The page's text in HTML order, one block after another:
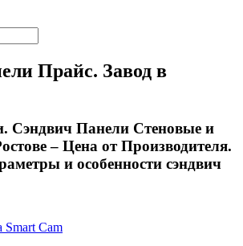
Прайс. Завод в
Сэндвич Панели Стеновые и
– Цена от Производителя.
и особенности сэндвич